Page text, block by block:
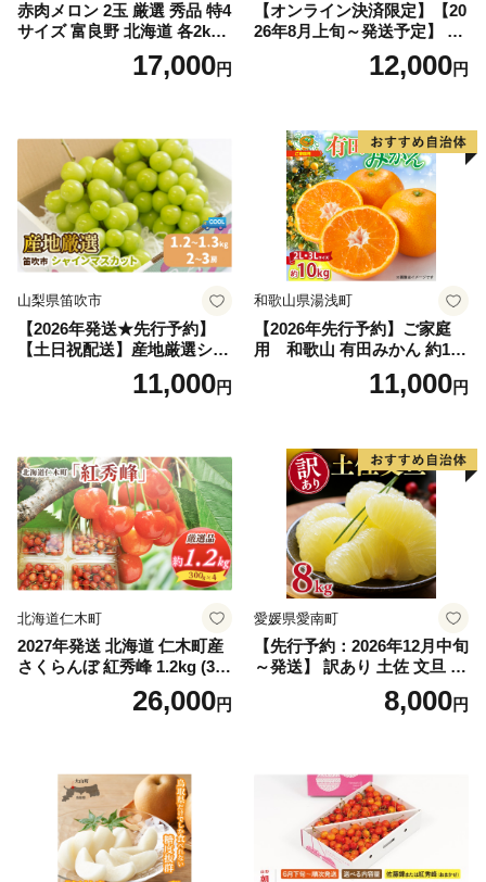
赤肉メロン 2玉 厳選 秀品 特4
サイズ 富良野 北海道 各2kg
～2.6kg 2玉 セット ファーム
富良野 メロン めろん 果物 く
17,000円
【オンライン決済限定】【20
26年8月上旬～発送予定】 先
行予約 「浅間水蜜桃プレミ
アム」 もも あかつき 秀品 約
果肉 長野県産 小諸市
12,000円
山梨県笛吹市
【2026年発送★先行予約】
【土日祝配送】産地厳選シャ
インマスカット1.2kg～1.3kg
（2房～3房）※沖縄・離島配
笛吹市 山梨県 フルーツ 果物
ぶどう 葡萄 大粒 シャインマ
スカット おすすめ シャイン
マスカット 贈答 ギフト 産地
笛吹市 シャインマスカット
笛吹 葡萄 国産 ぶどう 人気
国産 1.2kg 先行｜
11,000円
和歌山県湯浅町
【2026年先行予約】ご家庭
用 和歌山 有田みかん 約10k
g (2L、3Lサイズ)【湯浅町】
11,000円
北海道仁木町
2027年発送 北海道 仁木町産
さくらんぼ 紅秀峰 1.2kg (300
g×4パック) Lサイズ以上 旬
桜桃 産地直送 サクランボ チ
26,000円
愛媛県愛南町
【先行予約：2026年12月中旬
～発送】 訳あり 土佐 文旦 8k
g (Mサイズ以上サイズミック
ス) 8000円 わけあり ぶんた
産 農家直送 期間限定 特産品
サイズミックス くらもとフ
ァーム 愛南町 愛媛県
8,000円